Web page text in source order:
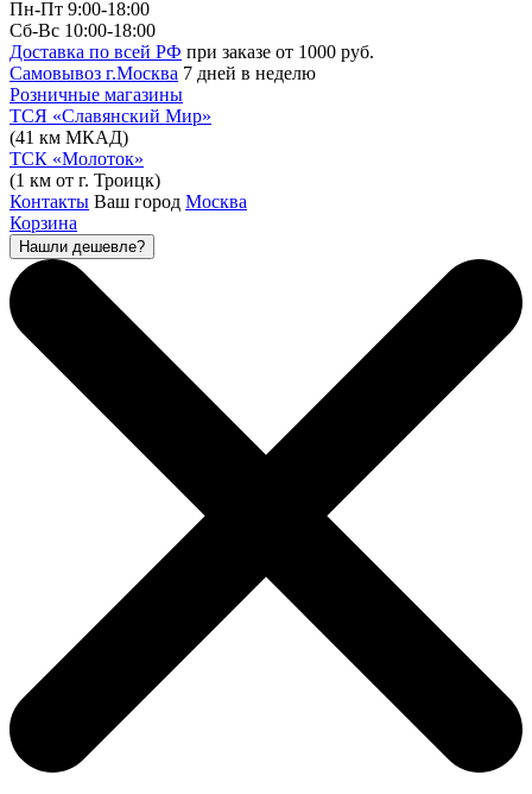
Пн-Пт 9:00-18:00
Сб-Вс 10:00-18:00
Доставка по всей РФ при заказе от 1000 руб.
Самовывоз г.Москва 7 дней в неделю
Розничные магазины
ТСЯ «Славянский Мир»
(41 км МКАД)
ТСК «Молоток»
(1 км от г. Троицк)
Контакты Ваш город Москва
Корзина
Нашли дешевле?